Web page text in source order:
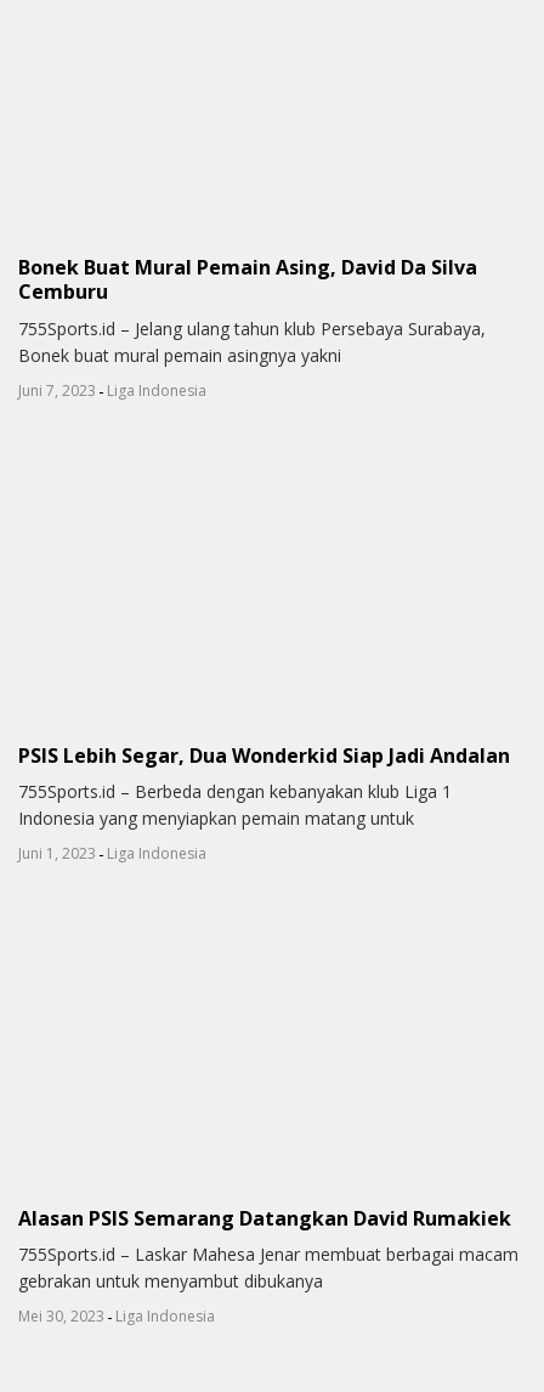
Bonek Buat Mural Pemain Asing, David Da Silva
Cemburu
755Sports.id – Jelang ulang tahun klub Persebaya Surabaya,
Bonek buat mural pemain asingnya yakni
Juni 7, 2023 - Liga Indonesia
PSIS Lebih Segar, Dua Wonderkid Siap Jadi Andalan
755Sports.id – Berbeda dengan kebanyakan klub Liga 1
Indonesia yang menyiapkan pemain matang untuk
Juni 1, 2023 - Liga Indonesia
Alasan PSIS Semarang Datangkan David Rumakiek
755Sports.id – Laskar Mahesa Jenar membuat berbagai macam
gebrakan untuk menyambut dibukanya
Mei 30, 2023 - Liga Indonesia